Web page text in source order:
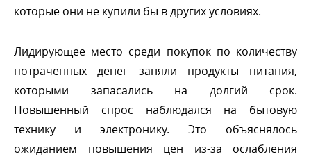
которые они не купили бы в других условиях.
Лидирующее место среди покупок по количеству
потраченных денег заняли продукты питания,
которыми запасались на долгий срок.
Повышенный спрос наблюдался на бытовую
технику и электронику. Это объяснялось
ожиданием повышения цен из-за ослабления